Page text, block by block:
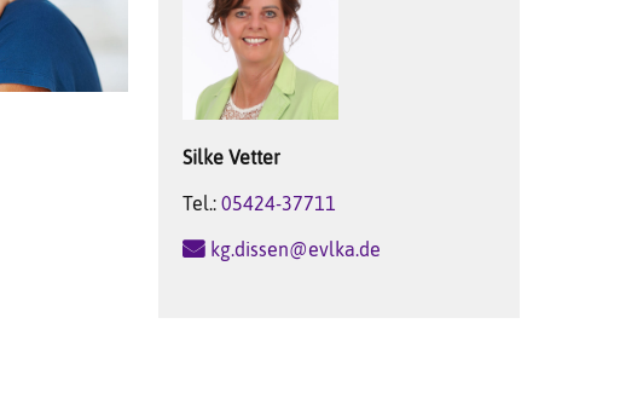
Silke Vetter
Tel.: 05424-37711
kg.dissen@evlka.de